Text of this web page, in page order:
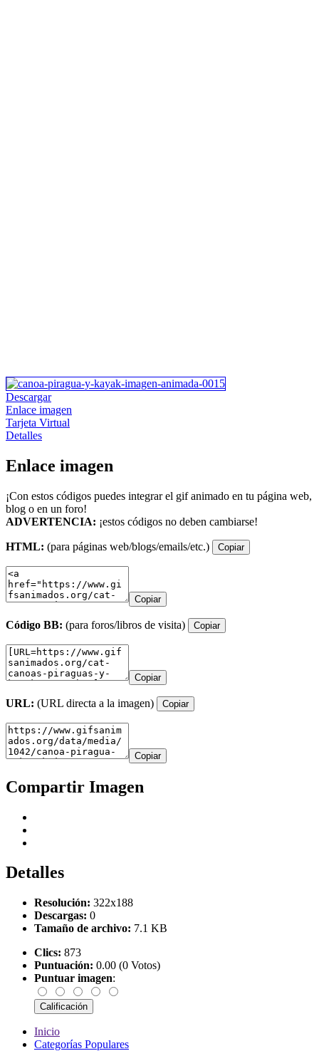
Descargar
Enlace imagen
Tarjeta Virtual
Detalles
Enlace imagen
¡Con estos códigos puedes integrar el gif animado en tu página web,
blog o en un foro!
ADVERTENCIA: ¡estos códigos no deben cambiarse!
HTML: (para páginas web/blogs/emails/etc.) Copiar
Copiar
Código BB: (para foros/libros de visita) Copiar
Copiar
URL: (URL directa a la imagen) Copiar
Copiar
Compartir Imagen
Detalles
Resolución: 322x188
Descargas: 0
Tamaño de archivo: 7.1 KB
Clics: 873
Puntuación: 0.00 (0 Votos)
Puntuar imagen:
Inicio
Categorías Populares